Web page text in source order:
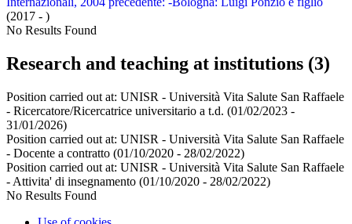
(2017 - )
No Results Found
Research and teaching at institutions (3)
Position carried out at: UNISR - Università Vita Salute San Raffaele
- Ricercatore/Ricercatrice universitario a t.d. (01/02/2023 -
31/01/2026)
Position carried out at: UNISR - Università Vita Salute San Raffaele
- Docente a contratto (01/10/2020 - 28/02/2022)
Position carried out at: UNISR - Università Vita Salute San Raffaele
- Attivita' di insegnamento (01/10/2020 - 28/02/2022)
No Results Found